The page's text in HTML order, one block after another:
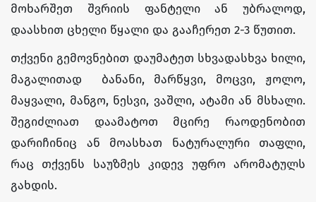
მოხარშეთ შვრიის ფანტელი ან უბრალოდ,
დაასხით ცხელი წყალი და გააჩერეთ 2-3 წუთით.
თქვენი გემოვნებით დაუმატეთ სხვადასხვა ხილი,
მაგალითად ბანანი, მარწყვი, მოცვი, ჟოლო,
მაყვალი, მანგო, ნესვი, ვაშლი, ატამი ან მსხალი.
შეგიძლიათ დაამატოთ მცირე რაოდენობით
დარიჩინიც ან მოასხათ ნატურალური თაფლი,
რაც თქვენს საუზმეს კიდევ უფრო არომატულს
გახდის.